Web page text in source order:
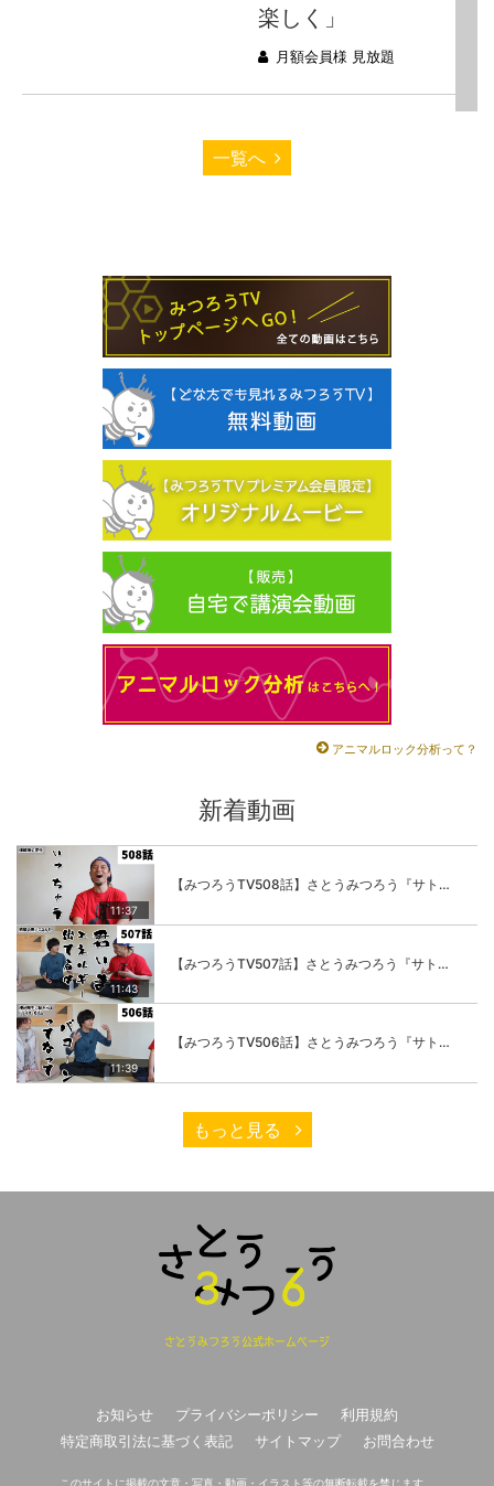
楽しく」
月額会員様 見放題
一覧へ
アニマルロック分析って？
新着動画
11:37
【みつろうTV508話】さとうみつろう『サトレル男塾』編④「“毎日”が変わります。楽しく」
11:43
【みつろうTV507話】さとうみつろう『サトレル男塾』編③「快楽は“自分のカラダの内側”にしかない」
11:39
【みつろうTV506話】さとうみつろう『サトレル男塾』編②「不思議な棒をお尻に…」
もっと見る
さとうみつろう公式ホームページ
お知らせ プライバシーポリシー
利用規約
特定商取引法に基づく表記
サイトマップ お問合わせ
このサイトに掲載の文章・写真・動画・イラスト等の無断転載を禁じます。